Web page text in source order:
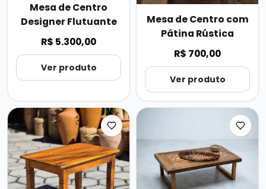
Mesa de Centro
Designer Flutuante
R$ 5.300,00
Ver produto
Mesa de Centro com
Pátina Rústica
R$ 700,00
Ver produto